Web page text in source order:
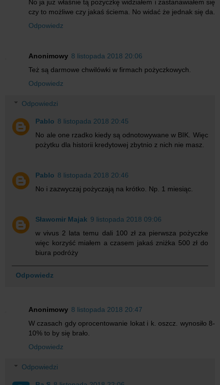
No ja już właśnie tą pożyczkę widziałem i zastanawiałem się
czy to możliwe czy jakaś ściema. No widać że jednak się da.
Odpowiedz
Anonimowy 8 listopada 2018 20:06
Też są darmowe chwilówki w firmach pożyczkowych.
Odpowiedz
Odpowiedzi
Pablo 8 listopada 2018 20:45
No ale one rzadko kiedy są odnotowywane w BIK. Więc
pożytku dla historii kredytowej zbytnio z nich nie masz.
Pablo 8 listopada 2018 20:46
No i zazwyczaj pożyczają na krótko. Np. 1 miesiąc.
Sławomir Majak 9 listopada 2018 09:06
w vivus 2 lata temu dali 100 zł za pierwsza pożyczke
więc korzyść miałem a czasem jakaś zniżka 500 zł do
biura podróży
Odpowiedz
Anonimowy 8 listopada 2018 20:47
W czasach gdy oprocentowanie lokat i k. oszcz. wynosiło 8-
10% to by się brało.
Odpowiedz
Odpowiedzi